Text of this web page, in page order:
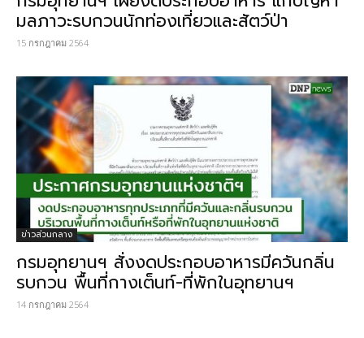
มลภาวะรบกวนนักท่องเที่ยวและสัตว์ป่า
15 กรกฎาคม 2564
ข่าวส่วนกลาง
กรมอุทยานฯ สั่งงดประกอบอาหารมีควันกลิ่น
รบกวน พื้นที่กางเต็นท์-ที่พักในอุทยานฯ
14 กรกฎาคม 2564